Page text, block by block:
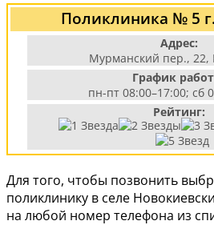
Поликлиника № 5
Адрес:
Мурманский пер., 22,
График
пн-пт 08:00–17:00; сб
Рейтинг:
Для того, чтобы позвонить
поликлинику в селе
на любой номер телефона из